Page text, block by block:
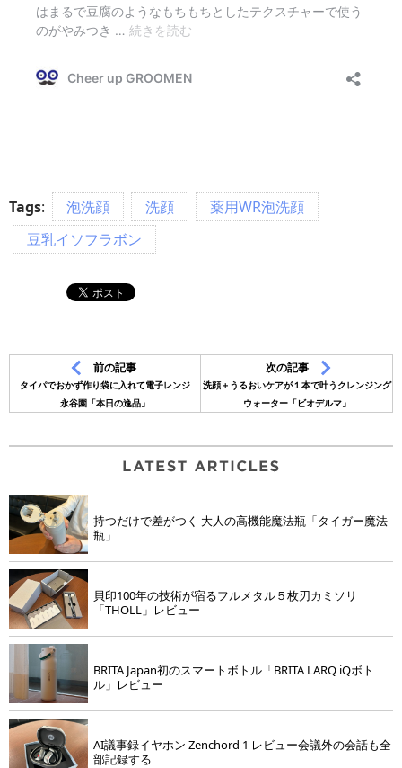
Tags: 泡洗顔 洗顔
薬用WR泡洗顔
豆乳イソフラボン
前の記事
タイパでおかず作り袋に入れて電子レンジ
永谷園「本日の逸品」
次の記事
洗顔＋うるおいケアが１本で叶うクレンジング
ウォーター「ビオデルマ」
持つだけで差がつく 大人の高機能魔法瓶「タイガー魔法
瓶」
貝印100年の技術が宿るフルメタル５枚刃カミソリ
「THOLL」レビュー
BRITA Japan初のスマートボトル「BRITA LARQ iQボト
ル」レビュー
AI議事録イヤホン Zenchord 1 レビュー会議外の会話も全
部記録する